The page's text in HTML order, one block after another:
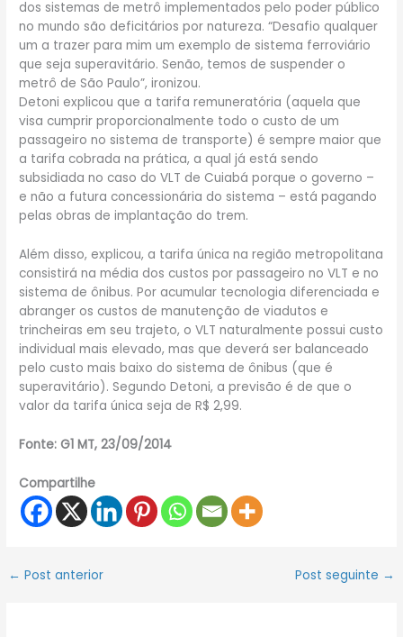
dos sistemas de metrô implementados pelo poder público
no mundo são deficitários por natureza. “Desafio qualquer
um a trazer para mim um exemplo de sistema ferroviário
que seja superavitário. Senão, temos de suspender o
metrô de São Paulo”, ironizou.
Detoni explicou que a tarifa remuneratória (aquela que
visa cumprir proporcionalmente todo o custo de um
passageiro no sistema de transporte) é sempre maior que
a tarifa cobrada na prática, a qual já está sendo
subsidiada no caso do VLT de Cuiabá porque o governo –
e não a futura concessionária do sistema – está pagando
pelas obras de implantação do trem.
Além disso, explicou, a tarifa única na região metropolitana
consistirá na média dos custos por passageiro no VLT e no
sistema de ônibus. Por acumular tecnologia diferenciada e
abranger os custos de manutenção de viadutos e
trincheiras em seu trajeto, o VLT naturalmente possui custo
individual mais elevado, mas que deverá ser balanceado
pelo custo mais baixo do sistema de ônibus (que é
superavitário). Segundo Detoni, a previsão é de que o
valor da tarifa única seja de R$ 2,99.
Fonte: G1 MT, 23/09/2014
Compartilhe
← Post anterior Post seguinte →